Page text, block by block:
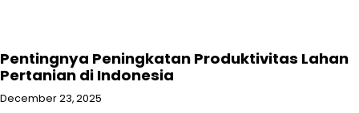
Pentingnya Peningkatan Produktivitas Lahan
Pertanian di Indonesia
December 23, 2025